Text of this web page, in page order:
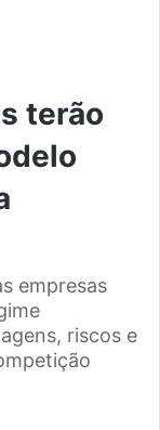
terão
empresas
riscos e